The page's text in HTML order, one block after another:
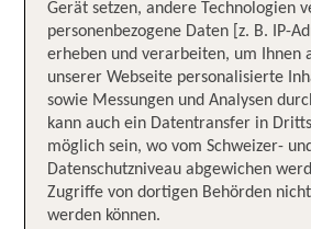
Gerät setzen, andere Technologien
personenbezogene Daten [z. B. IP-
erheben und verarbeiten, um Ihnen
unserer Webseite personalisierte
sowie Messungen und Analysen
kann auch ein Datentransfer in
möglich sein, wo vom Schweizer-
Datenschutzniveau abgewichen
Zugriffe von dortigen Behörden nicht
werden können.